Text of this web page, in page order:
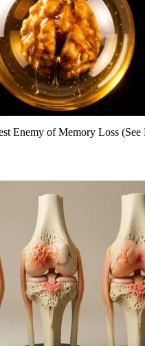
Enemy of Memory Loss